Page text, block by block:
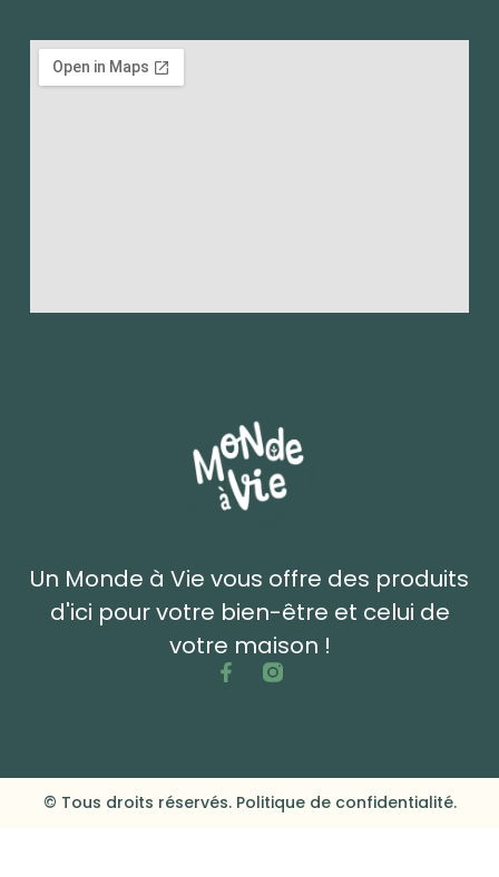
Un Monde à Vie vous offre des produits
d'ici pour votre bien-être et celui de
votre maison !
© Tous droits réservés. Politique de confidentialité.